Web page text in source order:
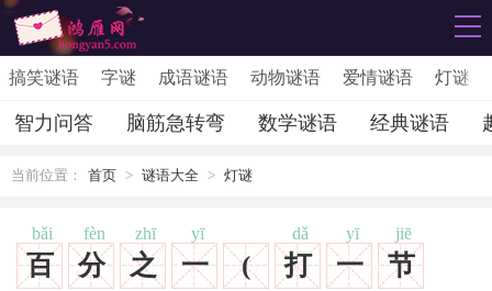
搞笑谜语 字谜 成语谜语 动物谜语 爱情谜语 灯谜
智力问答 脑筋急转弯 数学谜语 经典谜语
当前位置： 首页 > 谜语大全 > 灯谜
百
bǎi
分
fèn
之
zhī
一
yī
( 打
dǎ
一
yī
节
jiē